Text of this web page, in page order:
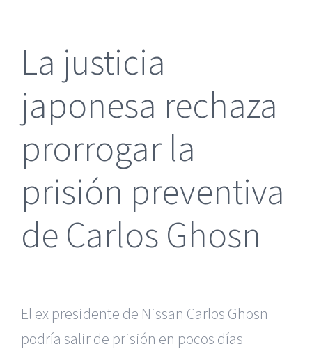
La justicia
japonesa rechaza
prorrogar la
prisión preventiva
de Carlos Ghosn
El ex presidente de Nissan Carlos Ghosn
podría salir de prisión en pocos días